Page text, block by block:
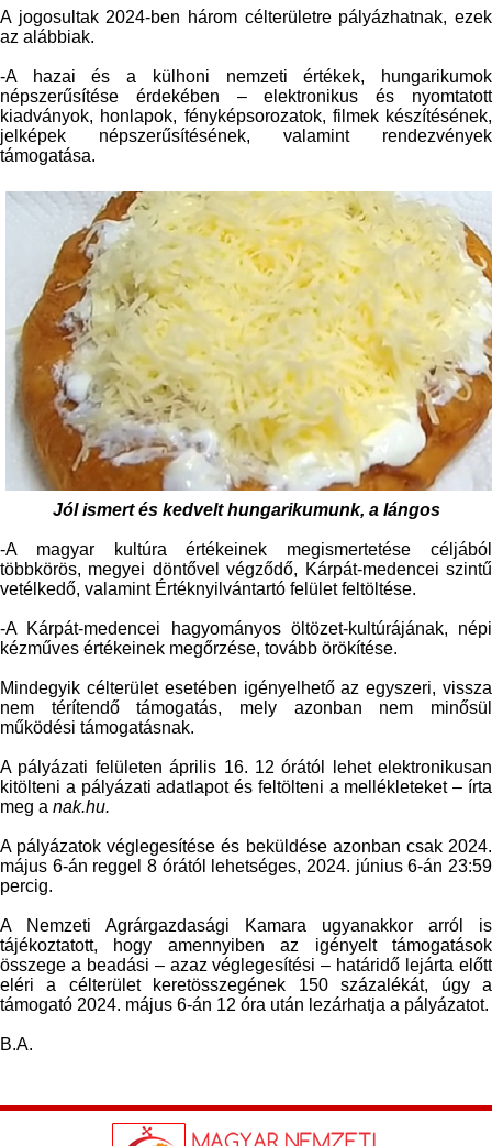
A jogosultak 2024-ben három célterületre pályázhatnak, ezek
az alábbiak.
-A hazai és a külhoni nemzeti értékek, hungarikumok
népszerűsítése érdekében – elektronikus és nyomtatott
kiadványok, honlapok, fényképsorozatok, filmek készítésének,
jelképek népszerűsítésének, valamint rendezvények
támogatása.
Jól ismert és kedvelt hungarikumunk, a lángos
-A magyar kultúra értékeinek megismertetése céljából
többkörös, megyei döntővel végződő, Kárpát-medencei szintű
vetélkedő, valamint Értéknyilvántartó felület feltöltése.
-A Kárpát-medencei hagyományos öltözet-kultúrájának, népi
kézműves értékeinek megőrzése, tovább örökítése.
Mindegyik célterület esetében igényelhető az egyszeri, vissza
nem térítendő támogatás, mely azonban nem minősül
működési támogatásnak.
A pályázati felületen április 16. 12 órától lehet elektronikusan
kitölteni a pályázati adatlapot és feltölteni a mellékleteket – írta
meg a nak.hu.
A pályázatok véglegesítése és beküldése azonban csak 2024.
május 6-án reggel 8 órától lehetséges, 2024. június 6-án 23:59
percig.
A Nemzeti Agrárgazdasági Kamara ugyanakkor arról is
tájékoztatott, hogy amennyiben az igényelt támogatások
összege a beadási – azaz véglegesítési – határidő lejárta előtt
eléri a célterület keretösszegének 150 százalékát, úgy a
támogató 2024. május 6-án 12 óra után lezárhatja a pályázatot.
B.A.